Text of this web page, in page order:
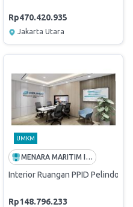
Rp470.420.935
Jakarta Utara
Double Style
UMKM
MENARA MARITIM INDONESIA
Interior Ruangan PPID Pelindo
Rp148.796.233